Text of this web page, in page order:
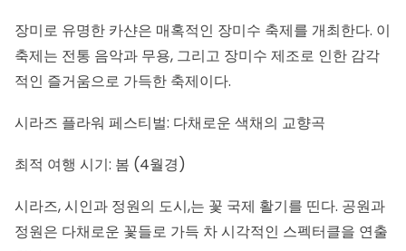
장미로 유명한 카샨은 매혹적인 장미수 축제를 개최한다. 이
축제는 전통 음악과 무용, 그리고 장미수 제조로 인한 감각
적인 즐거움으로 가득한 축제이다.
시라즈 플라워 페스티벌: 다채로운 색채의 교향곡
최적 여행 시기: 봄 (4월경)
시라즈, 시인과 정원의 도시,는 꽃 국제 활기를 띤다. 공원과
정원은 다채로운 꽃들로 가득 차 시각적인 스펙터클을 연출